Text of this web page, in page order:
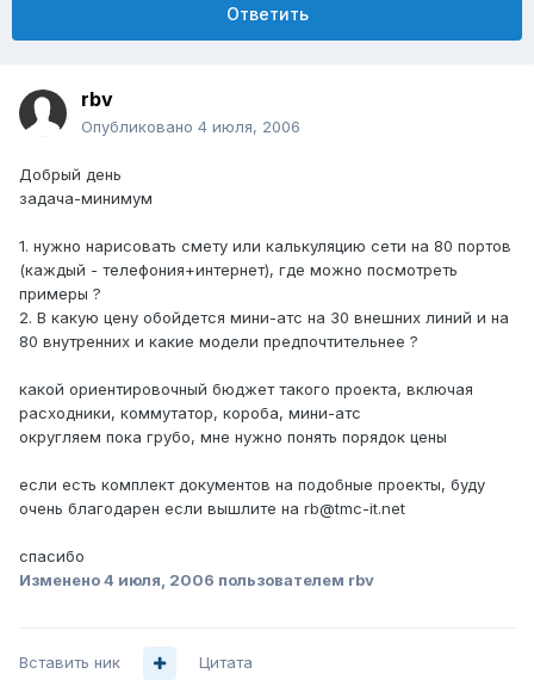
Ответить
rbv
Опубликовано 4 июля, 2006
Добрый день
задача-минимум
1. нужно нарисовать смету или калькуляцию сети на 80 портов
(каждый - телефония+интернет), где можно посмотреть
примеры ?
2. В какую цену обойдется мини-атс на 30 внешних линий и на
80 внутренних и какие модели предпочтительнее ?
какой ориентировочный бюджет такого проекта, включая
расходники, коммутатор, короба, мини-атс
округляем пока грубо, мне нужно понять порядок цены
если есть комплект документов на подобные проекты, буду
очень благодарен если вышлите на rb@tmc-it.net
спасибо
Изменено4 июля, 2006 пользователем rbv
Вставить ник Цитата